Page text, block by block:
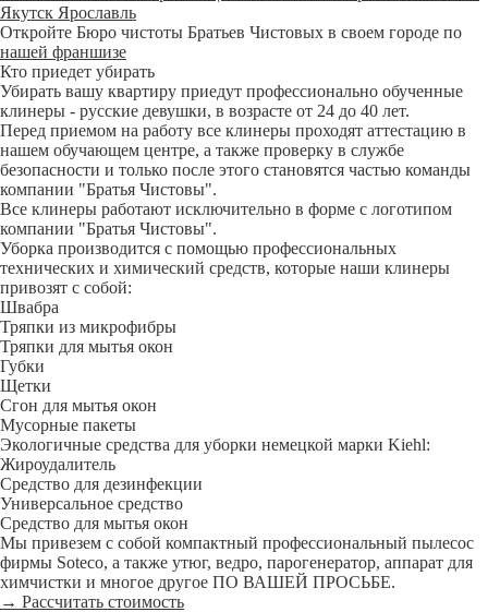
Якутск Ярославль
Откройте Бюро чистоты Братьев Чистовых в своем городе по
нашей франшизе
Кто приедет убирать
Убирать вашу квартиру приедут профессионально обученные
клинеры - русские девушки, в возрасте от 24 до 40 лет.
Перед приемом на работу все клинеры проходят аттестацию в
нашем обучающем центре, а также проверку в службе
безопасности и только после этого становятся частью команды
компании "Братья Чистовы".
Все клинеры работают исключительно в форме с логотипом
компании "Братья Чистовы".
Уборка производится с помощью профессиональных
технических и химический средств, которые наши клинеры
привозят с собой:
Швабра
Тряпки из микрофибры
Тряпки для мытья окон
Губки
Щетки
Сгон для мытья окон
Мусорные пакеты
Экологичные средства для уборки немецкой марки Kiehl:
Жироудалитель
Средство для дезинфекции
Универсальное средство
Средство для мытья окон
Мы привезем с собой компактный профессиональный пылесос
фирмы Soteco, а также утюг, ведро, парогенератор, аппарат для
химчистки и многое другое ПО ВАШЕЙ ПРОСЬБЕ.
→ Рассчитать стоимость